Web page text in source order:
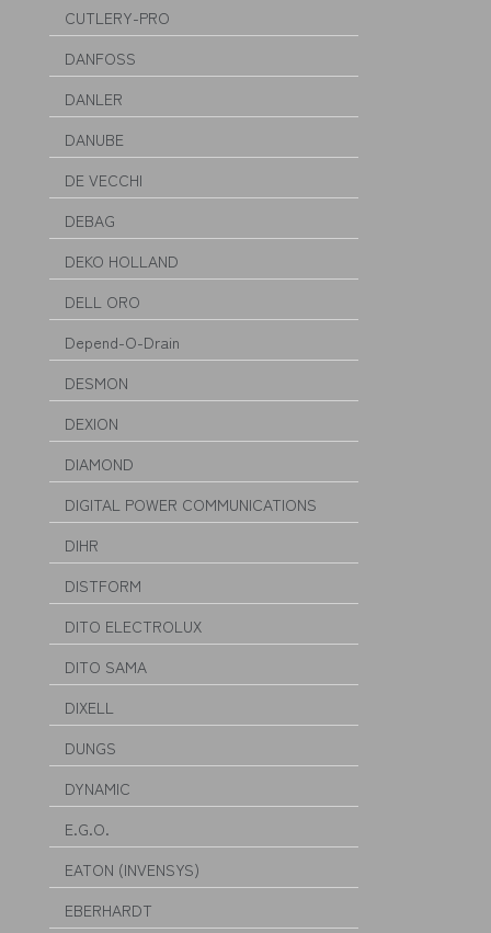
CUTLERY-PRO
DANFOSS
DANLER
DANUBE
DE VECCHI
DEBAG
DEKO HOLLAND
DELL ORO
Depend-O-Drain
DESMON
DEXION
DIAMOND
DIGITAL POWER COMMUNICATIONS
DIHR
DISTFORM
DITO ELECTROLUX
DITO SAMA
DIXELL
DUNGS
DYNAMIC
E.G.O.
EATON (INVENSYS)
EBERHARDT